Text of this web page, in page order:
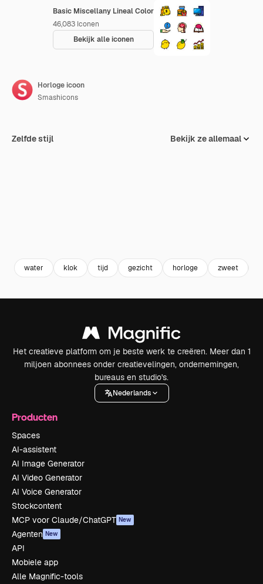
Basic Miscellany Lineal Color
46,083 Iconen
Bekijk alle iconen
Horloge icoon
Smashicons
Zelfde stijl Bekijk ze allemaal
water klok tijd gezicht horloge zweet
Het creatieve platform om je beste werk te creëren. Meer dan 1
miljoen abonnees onder creatievelingen, ondernemingen,
bureaus en studio's.
Nederlands
Producten
Spaces
AI-assistent
AI Image Generator
AI Video Generator
AI Voice Generator
Stockcontent
MCP voor Claude/ChatGPT New
Agenten New
API
Mobiele app
Alle Magnific-tools